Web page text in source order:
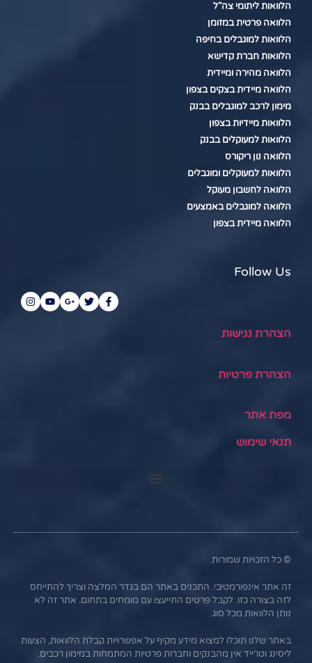
הלוואות ליתומי צה"ל
הלוואה פרטית במזומן
הלוואות למוגבלים בחיפה
הלוואות חברת קדישא
הלוואה מהירה ומיידית
הלוואה מיידית בצקים בצפון
מימון לרכב למוגבלים בבנק
הלוואות מיידיות בצפון
הלוואות למעוקלים בבנק
הלוואה נון ריקורס
הלוואות למעוקלים ומוגבלים
הלוואה לחשבון מעוקל
הלוואה למוגבלים באמצעים
הלוואה מיידית בצפון
Follow Us
הצהרת נגישות
הצהרת פרטיות
מפת אתר
תנאי שימוש
© כל הזכויות שמורות.
זה אתר אינפורמטיבי. התכנים באתר הם בגדר המלצה וצריך להתייחס
לזה בצורה כזו. לקבל פרטים התייעצו עם מומחים בתחום. אתר זה לא
נותן הלוואות מכל סוג.
באתר שלנו תוכלו למצוא מידע מקיף על אפשרויות קבלת הלוואות, הצעות
ליסינג וטרייד אין מהבנקים וחברות פרטיות המתמחות במימון רכבים.